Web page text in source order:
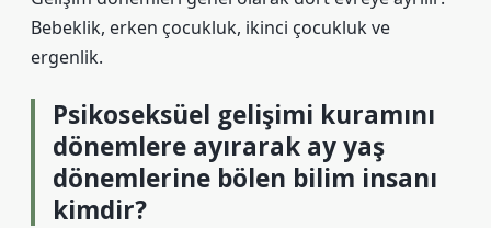
Bebeklik, erken çocukluk, ikinci çocukluk ve
ergenlik.
Psikoseksüel gelişimi kuramını
dönemlere ayırarak ay yaş
dönemlerine bölen bilim insanı
kimdir?